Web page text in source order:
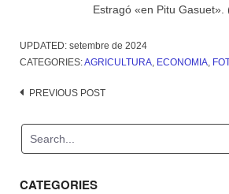
Estragó «en Pitu Gasuet».
UPDATED: setembre de 2024
CATEGORIES:AGRICULTURA ECONOMIA
Post
PREVIOUS POST
CATEGORIES